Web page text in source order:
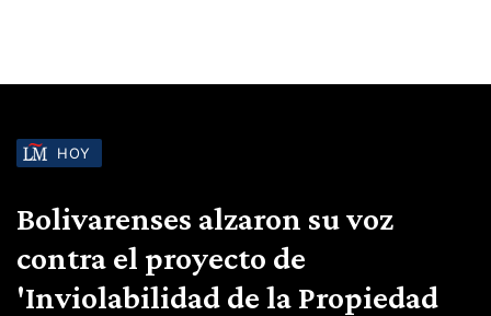
HOY
Bolivarenses alzaron su voz
contra el proyecto de
'Inviolabilidad de la Propiedad